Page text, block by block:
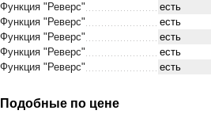
Функция "Реверс"
есть
Функция "Реверс"
есть
Функция "Реверс"
есть
Функция "Реверс"
есть
Функция "Реверс"
есть
Подобные по цене